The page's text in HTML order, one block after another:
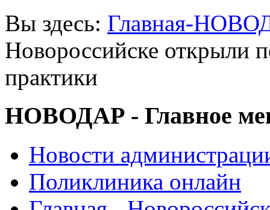
Вы здесь: Главная-
Новороссийске открыли
практики
НОВОДАР - Главное
Новости
Поликлиника онлайн